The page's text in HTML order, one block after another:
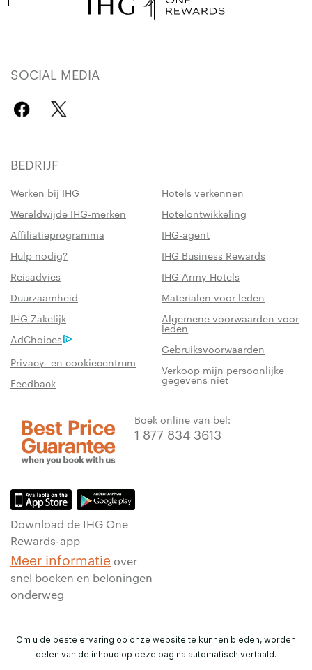
SOCIAL MEDIA
BEDRIJF
Werken bij IHG
Hotels verkennen
Wereldwijde IHG-merken
Hotelontwikkeling
Affiliatieprogramma
IHG-agent
Hulp nodig?
IHG Business Rewards
Reisadvies
IHG Army Hotels
Duurzaamheid
Materialen voor leden
IHG Zakelijk
Algemene voorwaarden voor
leden
AdChoices
Gebruiksvoorwaarden
Privacy- en cookiecentrum
Verkoop mijn persoonlijke
gegevens niet
Feedback
Boek online van bel:
1 877 834 3613
Download de IHG One
Rewards-app
Meer informatie over
snel boeken en beloningen
onderweg
Om u de beste ervaring op onze website te kunnen bieden, worden
delen van de inhoud op deze pagina automatisch vertaald.